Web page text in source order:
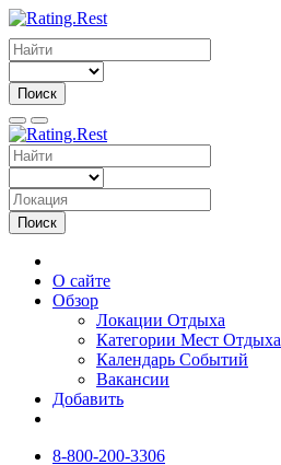
Поиск
Поиск
О сайте
Обзор
Локации Отдыха
Категории Мест Отдыха
Календарь Событий
Вакансии
Добавить
8-800-200-3306